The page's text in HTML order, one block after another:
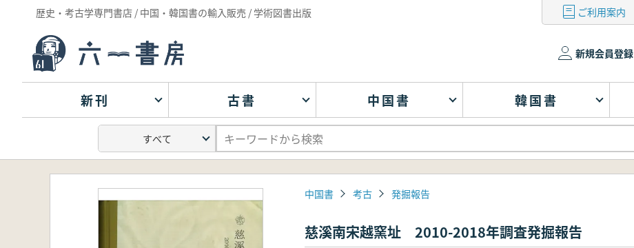
歴史・考古学専門書店 / 中国・韓国書の輸入販売 / 学術図書出版 ご利用案内
新規会員登録
新刊 古書 中国書 韓国書
中国書 考古 発掘報告
慈溪南宋越窯址 2010-2018年調査発掘報告